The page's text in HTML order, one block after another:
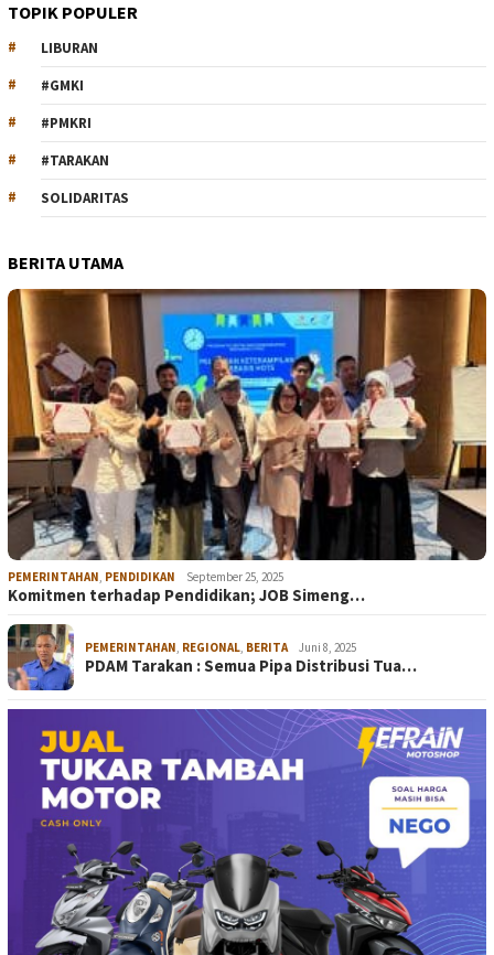
TOPIK POPULER
LIBURAN
#GMKI
#PMKRI
#TARAKAN
SOLIDARITAS
BERITA UTAMA
PEMERINTAHAN, PENDIDIKAN September 25, 2025
Komitmen terhadap Pendidikan; JOB Simeng…
PEMERINTAHAN, REGIONAL, BERITA Juni 8, 2025
PDAM Tarakan : Semua Pipa Distribusi Tua…